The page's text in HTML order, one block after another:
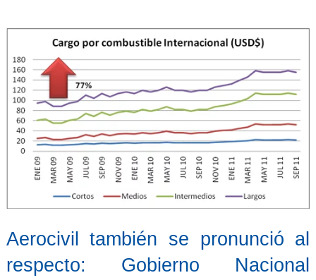
Aerocivil también se pronunció al
respecto: Gobierno Nacional